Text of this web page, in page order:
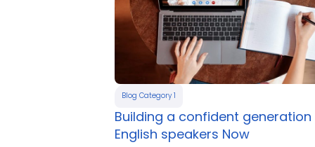
Blog Category 1
Building a confident
English speakers Now